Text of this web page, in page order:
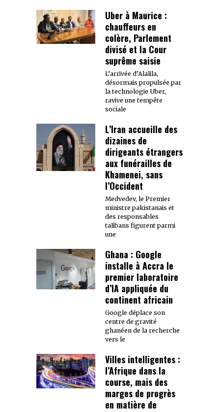
Uber à Maurice :
chauffeurs en
colère, Parlement
divisé et la Cour
suprême saisie
L’arrivée d’Alalila,
désormais propulsée par
la technologie Uber,
ravive une tempête
sociale
L’Iran accueille des
dizaines de
dirigeants étrangers
aux funérailles de
Khamenei, sans
l’Occident
Medvedev, le Premier
ministre pakistanais et
des responsables
talibans figurent parmi
une
Ghana : Google
installe à Accra le
premier laboratoire
d’IA appliquée du
continent africain
Google déplace son
centre de gravité
ghanéen de la recherche
vers le
Villes intelligentes :
l’Afrique dans la
course, mais des
marges de progrès
en matière de